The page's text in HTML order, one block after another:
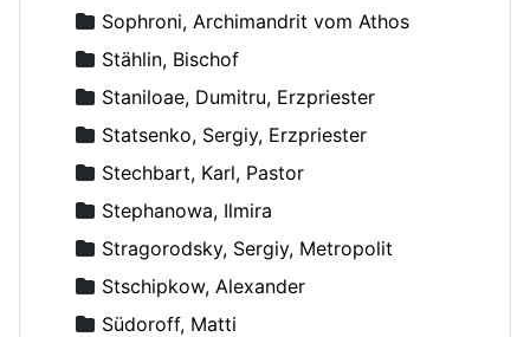
Sophroni, Archimandrit vom Athos
Stählin, Bischof
Staniloae, Dumitru, Erzpriester
Statsenko, Sergiy, Erzpriester
Stechbart, Karl, Pastor
Stephanowa, Ilmira
Stragorodsky, Sergiy, Metropolit
Stschipkow, Alexander
Südoroff, Matti